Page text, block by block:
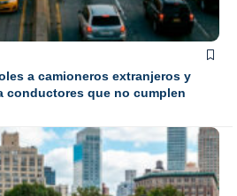
a camioneros extranjeros y
conductores que no cumplen